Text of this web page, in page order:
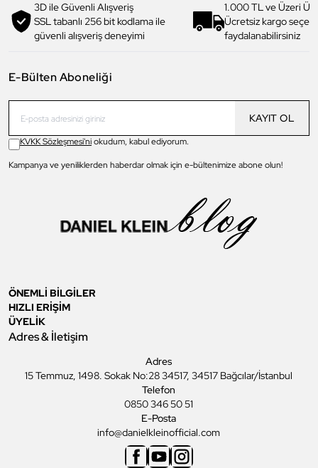
3D ile Güvenli Alışveriş
SSL tabanlı 256 bit kodlama ile
güvenli alışveriş deneyimi
1.000 TL ve Üzeri
Ücretsiz kargo
faydalanabilirsiniz
E-Bülten Aboneliği
KAYIT OL
KVKK Sözleşmesi'niokudum, kabul ediyorum.
Kampanya ve yeniliklerden haberdar olmak için e-bültenimize abone olun!
ÖNEMLİ BİLGİLER
HIZLI ERİŞİM
ÜYELİK
Adres & İletişim
Adres
15 Temmuz, 1498. Sokak No:28 34517, 34517 Bağcılar/İstanbul
Telefon
0850 346 50 51
E-Posta
info@danielkleinofficial.com
Facebook
YoutubeInstagram